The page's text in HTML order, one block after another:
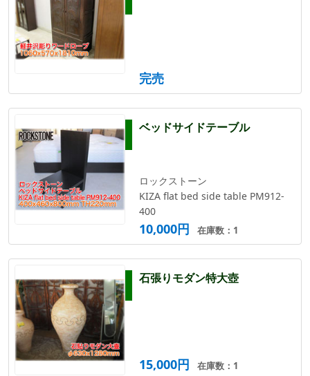
完売
ベッドサイドテーブル
ロックストーン
KIZA flat bed side table PM912-
400
10,000円 在庫数：1
石張りモダン特大壺
15,000円 在庫数：1